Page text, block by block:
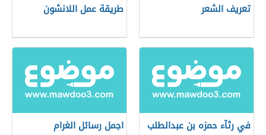
تعريف الشعر طريقة عمل اللانشون
في رثآء حمزه بن عبدالطلب اجمل رسائل الغرام